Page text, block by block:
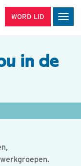
WORD LID
in de